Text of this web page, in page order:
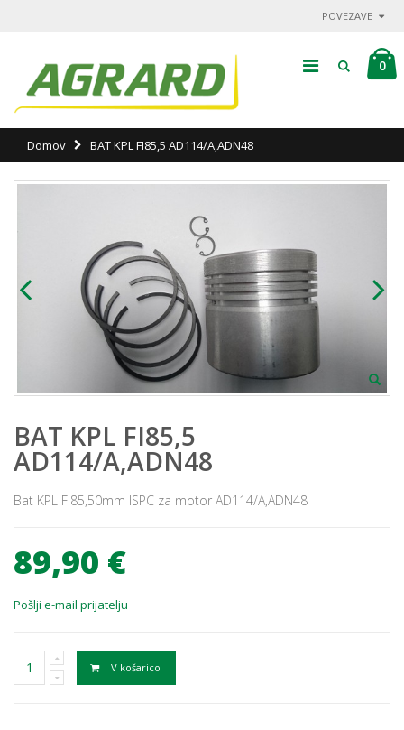
POVEZAVE
0
Domov BAT KPL FI85,5 AD114/A,ADN48
BAT KPL FI85,5
AD114/A,ADN48
Bat KPL FI85,50mm ISPC za motor AD114/A,ADN48
89,90 €
Pošlji e-mail prijatelju
V košarico